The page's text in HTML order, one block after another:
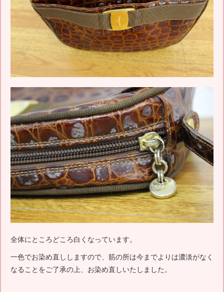
全体にところどころ白くなっています。
一色でお染め直ししますので、筋の所は今までよりは濃淡がなく
なることをご了承の上、お染め直しいたしました。